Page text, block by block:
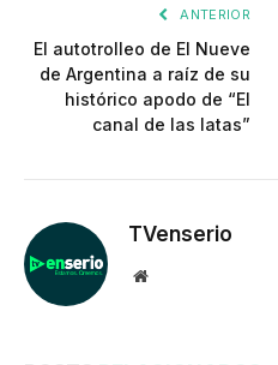
ANTERIOR
El autotrolleo de El Nueve
de Argentina a raíz de su
histórico apodo de “El
canal de las latas”
TVenserio
Website